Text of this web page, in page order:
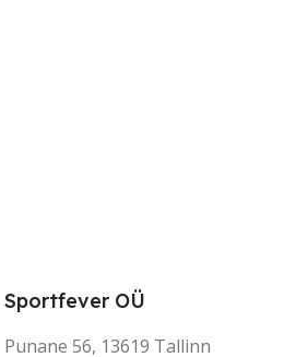
Sportfever OÜ
Punane 56, 13619 Tallinn